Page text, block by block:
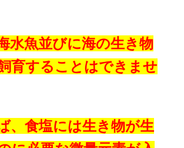
水魚並びに海の生き物
育することはできませ
、食塩には生き物が生